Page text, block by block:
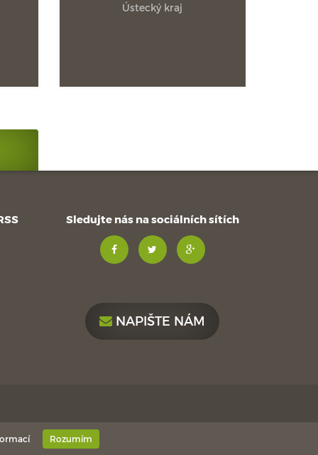
Ústecký kraj
Sledujte nás na sociálních sítích
NAPIŠTE NÁM
Rozumím